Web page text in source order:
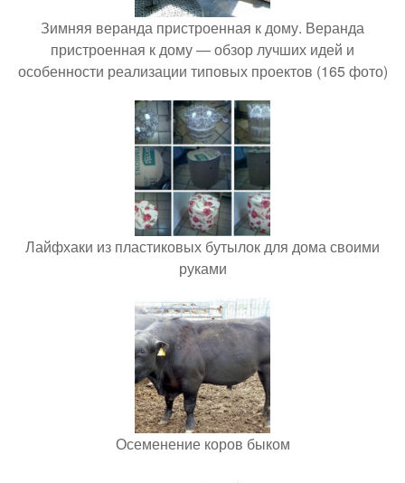
Зимняя веранда пристроенная к дому. Веранда
пристроенная к дому — обзор лучших идей и
особенности реализации типовых проектов (165 фото)
Лайфхаки из пластиковых бутылок для дома своими
руками
Осеменение коров быком